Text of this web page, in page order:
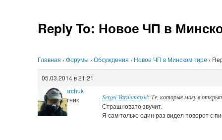
Reply To: Новое ЧП в
Главная › Форумы › Обсуждения › Новое ЧП в Минском тире ›
05.03.2014 в 21:21
Igor Kuharchuk
Участник
Sergei Vardomatski: Те, которые могу в
Страшновато звучит.
Я сам только один раз видел поворот с